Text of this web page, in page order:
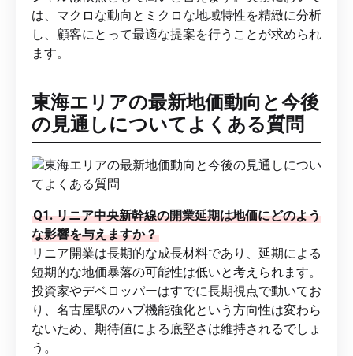
は、マクロな動向とミクロな地域特性を精緻に分析
し、顧客にとって最適な提案を行うことが求められ
ます。
東海エリアの最新地価動向と今後
の見通しについてよくある質問
Q1. リニア中央新幹線の開業延期は地価にどのよう
な影響を与えますか？
リニア開業は長期的な成長材料であり、延期による
短期的な地価暴落の可能性は低いと考えられます。
投資家やデベロッパーはすでに長期視点で動いてお
り、名古屋駅のハブ機能強化という方向性は変わら
ないため、期待値による底堅さは維持されるでしょ
う。